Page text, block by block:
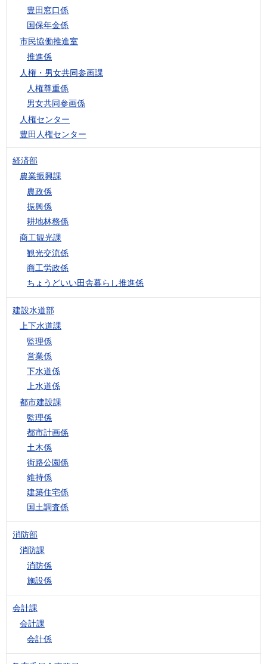
豊田窓口係
国保年金係
市民協働推進室
推進係
人権・男女共同参画課
人権尊重係
男女共同参画係
人権センター
豊田人権センター
経済部
農業振興課
農政係
振興係
耕地林務係
商工観光課
観光交流係
商工労政係
ちょうどいい田舎暮らし推進係
建設水道部
上下水道課
監理係
営業係
下水道係
上水道係
都市建設課
監理係
都市計画係
土木係
街路公園係
維持係
建築住宅係
国土調査係
消防部
消防課
消防係
施設係
会計課
会計課
会計係